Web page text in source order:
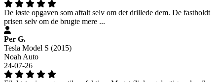
De løste opgaven som aftalt selv om det drillede dem. De fastholdt
prisen selv om de brugte mere ...
Per G.
Tesla Model S (2015)
Noah Auto
24-07-26